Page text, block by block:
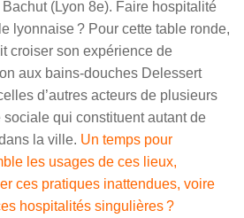
(Lyon 8e). Faire hospitalité
lyonnaise ? Pour cette table ronde,
croiser son expérience de
aux bains-douches Delessert
d’autres acteurs de plusieurs
sociale qui constituent autant de
la ville. Un temps pour
les usages de ces lieux,
ces pratiques inattendues, voire
hospitalités singulières ?